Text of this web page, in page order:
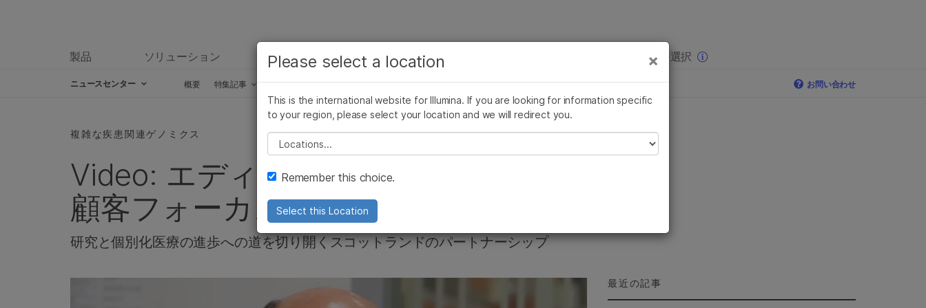
製品 ソリューション ラーニング 企業情報 お気に入りの分野を選択
ニュースセンター 概要 特集記事 プレスリリース イメージ & マルチメディア SomaLogicとイルミナの統合 お問い合わせ
複雑な疾患関連ゲノミクス
Video: エディンバラゲノミクスへの
顧客フォーカス
研究と個別化医療の進歩への道を切り開くスコットランドのパートナーシップ
最近の記事
×
Please select a location
This is the international website for Illumina. If you are looking for information specific
to your region, please select your location and we will redirect you.
Please select a location
Remember this choice.
Select this Location
お気に入りの分野を選択すると、関連性の高いコンテン
ツへのリンクが表示されます:
×
微生物研究
農学研究
複雑な疾患
生殖医学
遺伝性および希少疾患研究